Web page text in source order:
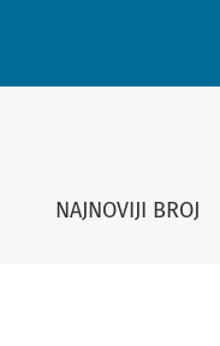
USLOVI KAO
NAJNOVIJI BROJ